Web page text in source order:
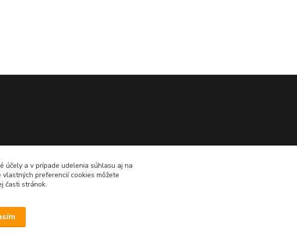
účely a v prípade udelenia súhlasu aj na
preferencií cookies môžete
časti stránok.